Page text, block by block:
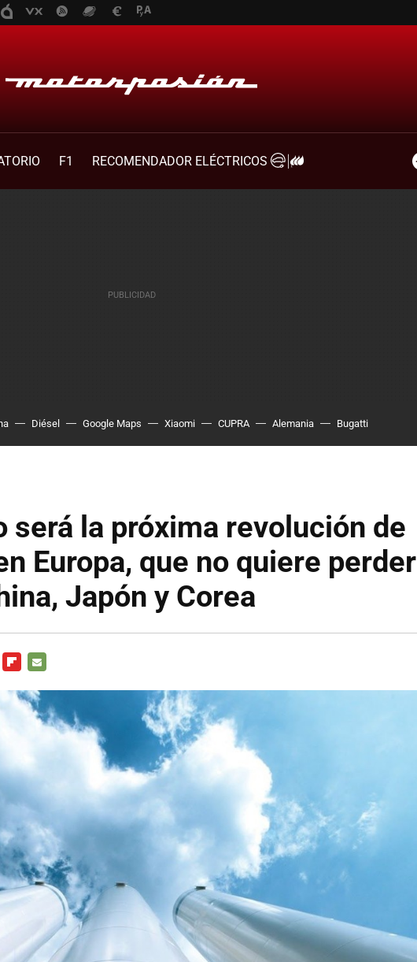
F1
RECOMENDADOR ELÉCTRICOS
Diésel Google Maps Xiaomi CUPRA Alemania Bugatti
será la próxima revolución de
Europa, que no quiere perder
Japón y Corea
MAIL